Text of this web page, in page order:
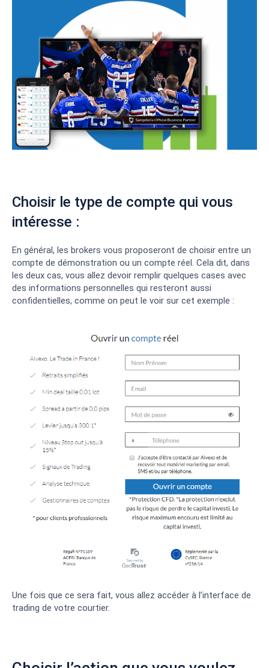
Choisir le type de compte qui vous
intéresse :
En général, les brokers vous proposeront de choisir entre un
compte de démonstration ou un compte réel. Cela dit, dans
les deux cas, vous allez devoir remplir quelques cases avec
des informations personnelles qui resteront aussi
confidentielles, comme on peut le voir sur cet exemple :
Une fois que ce sera fait, vous allez accéder à l’interface de
trading de votre courtier.